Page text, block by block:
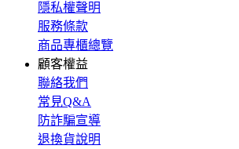
隱私權聲明
服務條款
商品專櫃總覽
顧客權益
聯絡我們
常見Q&A
防詐騙宣導
退換貨說明